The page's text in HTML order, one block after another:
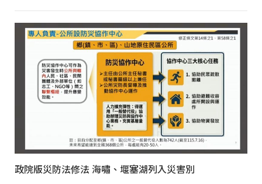
政院版災防法修法 海嘯、堰塞湖列入災害別